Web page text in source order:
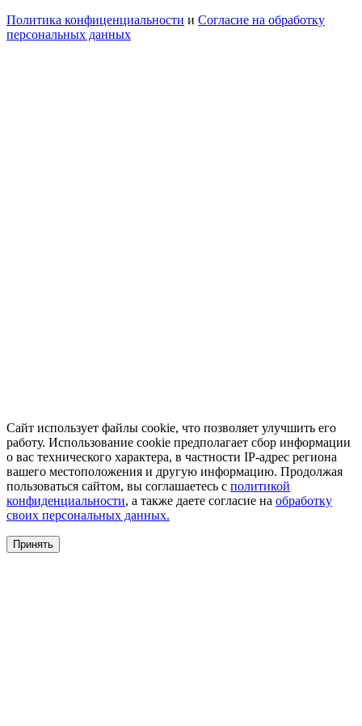
Политика конфиценциальности и Согласие на обработку
персональных данных
Сайт использует файлы cookie, что позволяет улучшить его
работу. Использование cookie предполагает сбор информации
о вас технического характера, в частности IP-адрес региона
вашего местоположения и другую информацию. Продолжая
пользоваться сайтом, вы соглашаетесь с политикой
конфиденциальности, а также даете согласие на обработку
своих персональных данных.
Принять